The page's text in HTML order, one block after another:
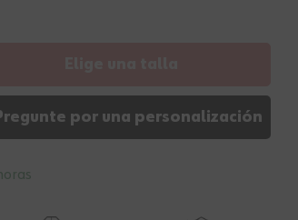
por una personalización